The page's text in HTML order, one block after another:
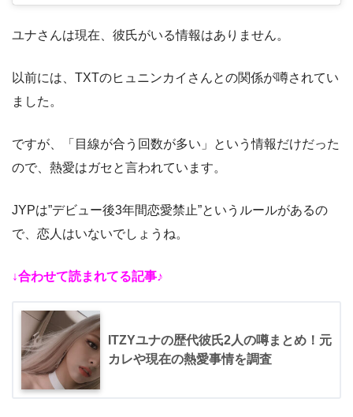
ユナさんは現在、彼氏がいる情報はありません。
以前には、TXTのヒュニンカイさんとの関係が噂されてい
ました。
ですが、「目線が合う回数が多い」という情報だけだった
ので、熱愛はガセと言われています。
JYPは”デビュー後3年間恋愛禁止”というルールがあるの
で、恋人はいないでしょうね。
↓合わせて読まれてる記事♪
ITZYユナの歴代彼氏2人の噂まとめ！元
カレや現在の熱愛事情を調査